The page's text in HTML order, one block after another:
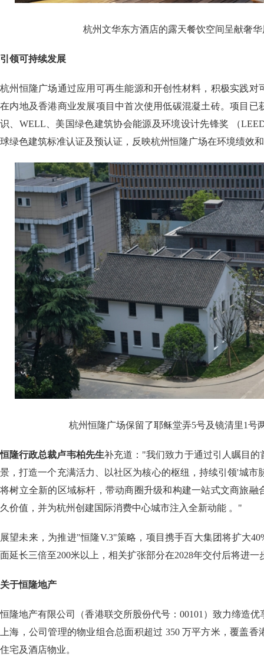
杭州文华东方酒店的露天餐饮空间呈献奢
引领可持续发展
杭州恒隆广场通过应用可再生能源和开创性材料，积极实践对
在内地及香港商业发展项目中首次使用低碳混凝土砖。项目已
识、WELL、美国绿色建筑协会能源及环境设计先锋奖 （
球绿色建筑标准认证及预认证，反映杭州恒隆广场在环境绩效
杭州恒隆广场保留了耶稣堂弄5号及镜清里1号
恒隆行政总裁卢韦柏先生补充道："我们致力于通过引人瞩目
景，打造一个充满活力、以社区为核心的枢纽，持续引领'城市
将树立全新的区域标杆，带动商圈升级和构建一站式文商旅融
久价值，并为杭州创建国际消费中心城市注入全新动能 。"
展望未来，为推进"恒隆V.3"策略，项目携手百大集团将扩大
面延长三倍至200米以上，相关扩张部分在2028年交付后将进一
关于恒隆地产
恒隆地产有限公司（香港联交所股份代号：00101）致力缔造
上海，公司管理的物业组合总面积超过 350 万平方米，覆盖
住宅及酒店物业。